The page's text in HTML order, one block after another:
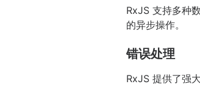
RxJS 支持多种
的异步操作。
错误处理
RxJS 提供了强